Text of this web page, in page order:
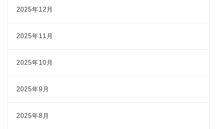
2025年12月
2025年11月
2025年10月
2025年9月
2025年8月